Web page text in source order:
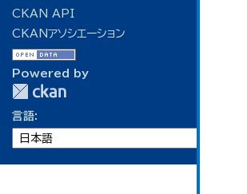
CKAN API
CKANアソシエーション
Powered by
言語